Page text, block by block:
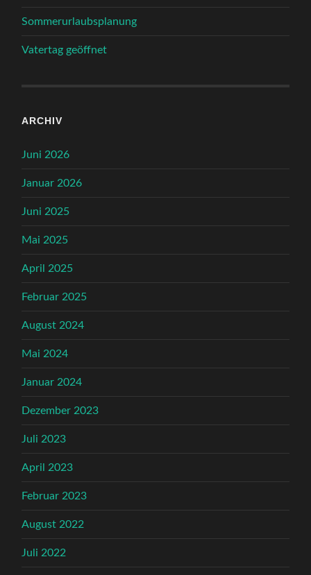
Sommerurlaubsplanung
Vatertag geöffnet
ARCHIV
Juni 2026
Januar 2026
Juni 2025
Mai 2025
April 2025
Februar 2025
August 2024
Mai 2024
Januar 2024
Dezember 2023
Juli 2023
April 2023
Februar 2023
August 2022
Juli 2022